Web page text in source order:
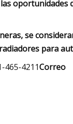
oportunidades
se
para
465-4211Correo